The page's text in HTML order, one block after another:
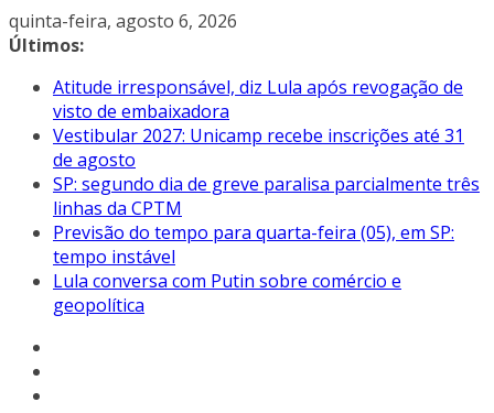
Pular
para
conteúdo
quinta-feira, agosto 6, 2026
Últimos:
Atitude irresponsável, diz Lula após revogação de
visto de embaixadora
Vestibular 2027: Unicamp recebe inscrições até 31
de agosto
SP: segundo dia de greve paralisa parcialmente três
linhas da CPTM
Previsão do tempo para quarta-feira (05), em SP:
tempo instável
Lula conversa com Putin sobre comércio e
geopolítica